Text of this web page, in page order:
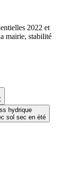
hydrique
sol sec en été
2022 et
mairie, stabilité